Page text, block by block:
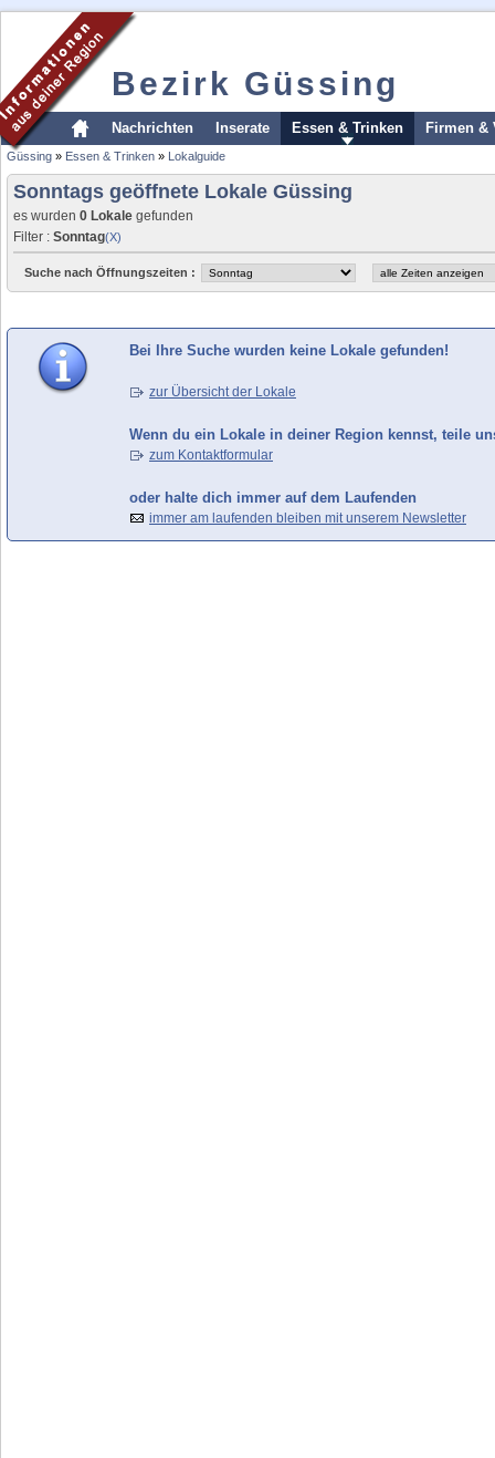
Bezirk Güssing
Nachrichten Inserate Essen & Trinken Firmen &
Güssing » Essen & Trinken » Lokalguide
Sonntags geöffnete Lokale Güssing
es wurden 0 Lokale gefunden
Filter : Sonntag(X)
Suche nach Öffnungszeiten :
Bei Ihre Suche wurden keine Lokale gefunden!
zur Übersicht der Lokale
Wenn du ein Lokale in deiner Region kennst, teile
zum Kontaktformular
oder halte dich immer auf dem Laufenden
immer am laufenden bleiben mit unserem Newsletter